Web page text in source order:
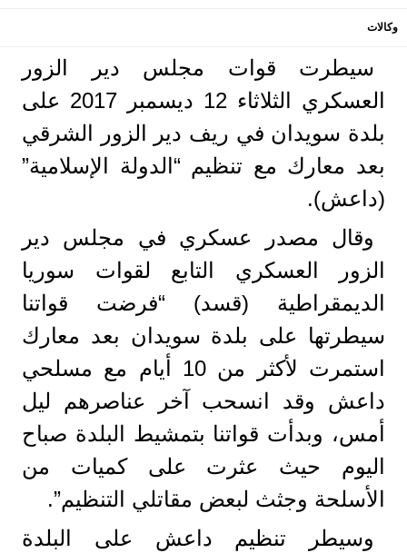
وكالات
سيطرت قوات مجلس دير الزور
العسكري الثلاثاء 12 ديسمبر 2017 على
بلدة سويدان في ريف دير الزور الشرقي
بعد معارك مع تنظيم “الدولة الإسلامية”
(داعش).
وقال مصدر عسكري في مجلس دير
الزور العسكري التابع لقوات سوريا
الديمقراطية (قسد) “فرضت قواتنا
سيطرتها على بلدة سويدان بعد معارك
استمرت لأكثر من 10 أيام مع مسلحي
داعش وقد انسحب آخر عناصرهم ليل
أمس، وبدأت قواتنا بتمشيط البلدة صباح
اليوم حيث عثرت على كميات من
الأسلحة وجثث لبعض مقاتلي التنظيم”.
وسيطر تنظيم داعش على البلدة